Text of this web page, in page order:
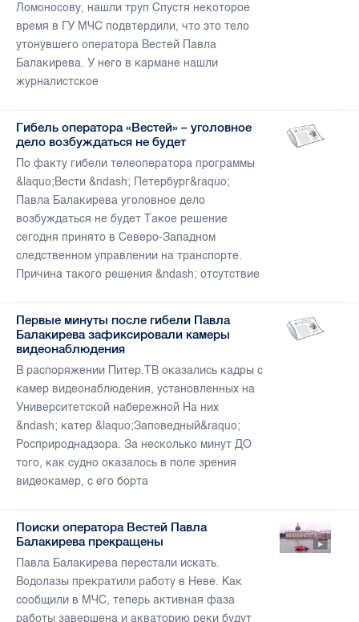
Ломоносову, нашли труп Спустя некоторое
время в ГУ МЧС подвтердили, что это тело
утонувшего оператора Вестей Павла
Балакирева. У него в кармане нашли
журналистское
Гибель оператора «Вестей» – уголовное
дело возбуждаться не будет
По факту гибели телеоператора программы
&laquo;Вести &ndash; Петербург&raquo;
Павла Балакирева уголовное дело
возбуждаться не будет Такое решение
сегодня принято в Северо-Западном
следственном управлении на транспорте.
Причина такого решения &ndash; отсутствие
Первые минуты после гибели Павла
Балакирева зафиксировали камеры
видеонаблюдения
В распоряжении Питер.ТВ оказались кадры с
камер видеонаблюдения, установленных на
Университетской набережной На них
&ndash; катер &laquo;Заповедный&raquo;
Росприроднадзора. За несколько минут ДО
того, как судно оказалось в поле зрения
видеокамер, с его борта
Поиски оператора Вестей Павла
Балакирева прекращены
Павла Балакирева перестали искать.
Водолазы прекратили работу в Неве. Как
сообщили в МЧС, теперь активная фаза
работы завершена и акваторию реки будут